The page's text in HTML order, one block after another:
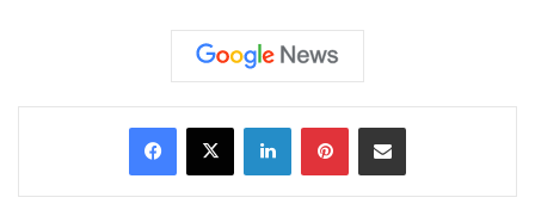
Facebook
X LinkedInPinterestShare via Email